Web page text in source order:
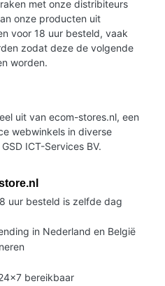
met onze distribiteurs
onze producten uit
voor 18 uur besteld, vaak
zodat deze de volgende
worden.
uit van ecom-stores.nl, een
webwinkels in diverse
ICT-Services BV.
uur besteld is zelfde dag
in Nederland en België
bereikbaar